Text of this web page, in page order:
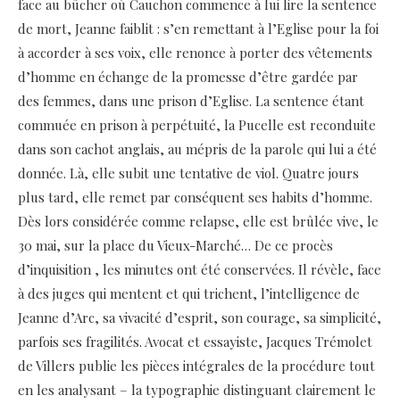
face au bûcher où Cauchon commence à lui lire la sentence
de mort, Jeanne faiblit : s’en remettant à l’Eglise pour la foi
à accorder à ses voix, elle renonce à porter des vêtements
d’homme en échange de la promesse d’être gardée par
des femmes, dans une prison d’Eglise. La sentence étant
commuée en prison à perpétuité, la Pucelle est reconduite
dans son cachot anglais, au mépris de la parole qui lui a été
donnée. Là, elle subit une tentative de viol. Quatre jours
plus tard, elle remet par conséquent ses habits d’homme.
Dès lors considérée comme relapse, elle est brûlée vive, le
30 mai, sur la place du Vieux-Marché… De ce procès
d’inquisition , les minutes ont été conservées. Il révèle, face
à des juges qui mentent et qui trichent, l’intelligence de
Jeanne d’Arc, sa vivacité d’esprit, son courage, sa simplicité,
parfois ses fragilités. Avocat et essayiste, Jacques Trémolet
de Villers publie les pièces intégrales de la procédure tout
en les analysant – la typographie distinguant clairement le